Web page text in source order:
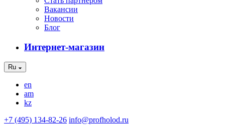
Вакансии
Новости
Блог
Интернет-магазин
Ru
en
am
kz
+7 (495) 134-82-26 info@profholod.ru